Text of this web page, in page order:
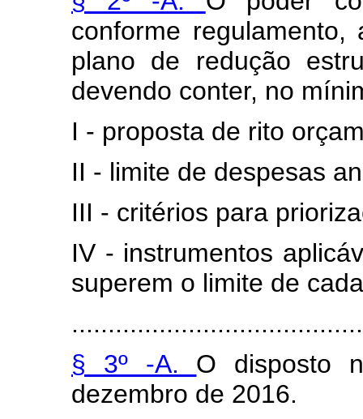
conforme
plano de redução
devendo conter, no
I - proposta de rito
II - limite de despesas
III - critérios para
IV - instrumentos
superem o limite de
§ 3º -A. O disposto
dezembro de 2016.